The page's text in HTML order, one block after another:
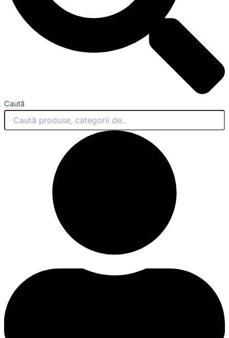
Caută